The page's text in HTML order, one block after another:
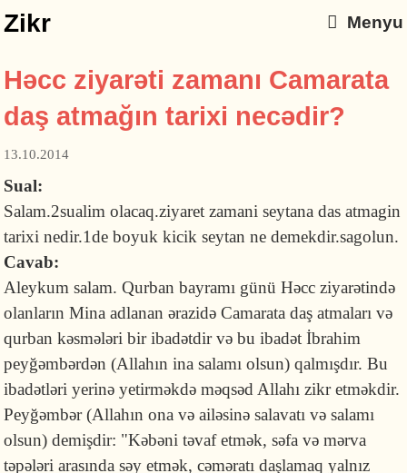
Zikr Menyu
Həcc ziyarəti zamanı Camarata
daş atmağın tarixi necədir?
13.10.2014
Sual:
Salam.2sualim olacaq.ziyaret zamani seytana das atmagin
tarixi nedir.1de boyuk kicik seytan ne demekdir.sagolun.
Cavab:
Aleykum salam. Qurban bayramı günü Həcc ziyarətində
olanların Mina adlanan ərazidə Camarata daş atmaları və
qurban kəsmələri bir ibadətdir və bu ibadət İbrahim
peyğəmbərdən (Allahın ina salamı olsun) qalmışdır. Bu
ibadətləri yerinə yetirməkdə məqsəd Allahı zikr etməkdir.
Peyğəmbər (Allahın ona və ailəsinə salavatı və salamı
olsun) demişdir: "Kəbəni təvaf etmək, səfa və mərva
təpələri arasında səy etmək, cəməratı daşlamaq yalnız